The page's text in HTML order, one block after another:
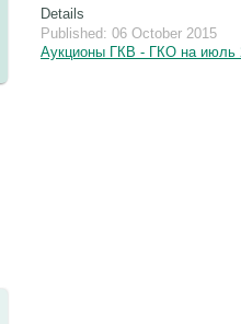
Details
Published: 06 October 2015
Аукционы ГКВ - ГКО на июль